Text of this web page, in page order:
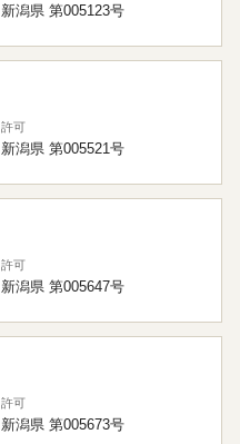
新潟県 第005123号
許可
新潟県 第005521号
許可
新潟県 第005647号
許可
新潟県 第005673号